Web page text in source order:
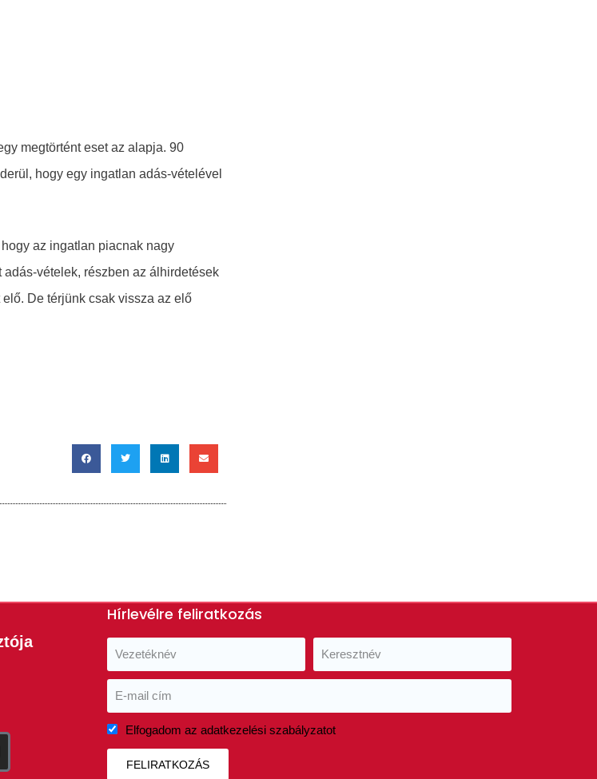
megtörtént eset az alapja. 90
hogy egy ingatlan adás-vételével
az ingatlan piacnak nagy
vételek, részben az álhirdetések
De térjünk csak vissza az elő
Hírlevélre feliratkozás
Elfogadom az adatkezelési szabályzatot
FELIRATKOZÁS